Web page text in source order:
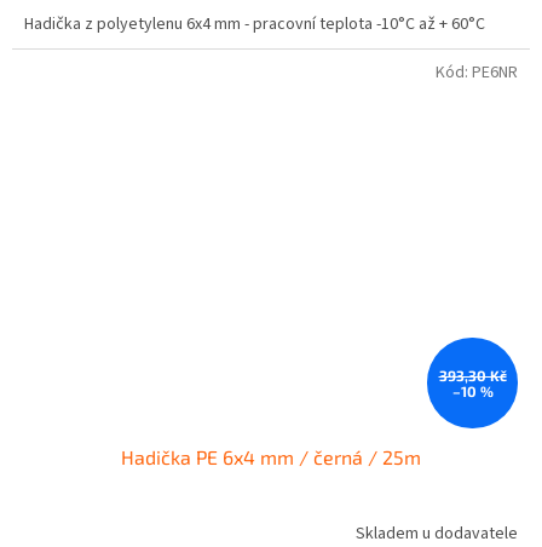
Hadička z polyetylenu 6x4 mm - pracovní teplota -10°C až + 60°C
393,30 Kč
–10 %
Hadička PE 6x4 mm / černá / 25m
Skladem u dodavatele
Kód: PE6NR